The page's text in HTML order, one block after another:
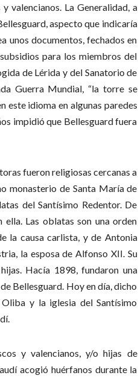
valencianos. La Generalidad, a
aspecto que indicaría
unos documentos, fechados en
para los miembros del
de Lérida y del Sanatorio de
Guerra Mundial, “la torre se
este idioma en algunas paredes
impidió que Bellesguard fuera
fueron religiosas cercanas a
monasterio de Santa María de
del Santísimo Redentor. De
Las oblatas son una orden
la causa carlista, y de Antonia
la esposa de Alfonso XII. Su
Hacía 1898, fundaron una
Bellesguard. Hoy en día, dicho
y la iglesia del Santísimo
y valencianos, y/o hijas de
acogió huérfanos durante la